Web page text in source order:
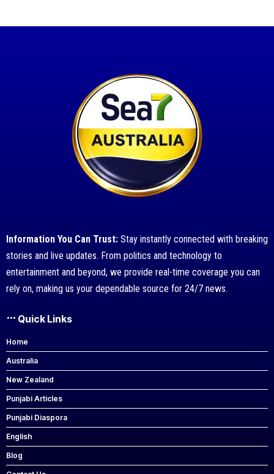
Information You Can Trust: Stay instantly connected with breaking
stories and live updates. From politics and technology to
entertainment and beyond, we provide real-time coverage you can
rely on, making us your dependable source for 24/7 news.
Quick Links
Home
Australia
New Zealand
Punjabi Articles
Punjabi Diaspora
English
Blog